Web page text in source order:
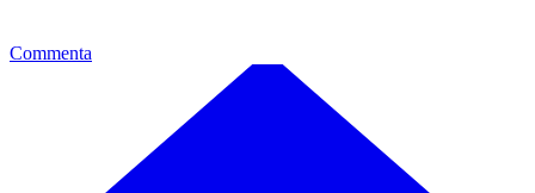
Commenta